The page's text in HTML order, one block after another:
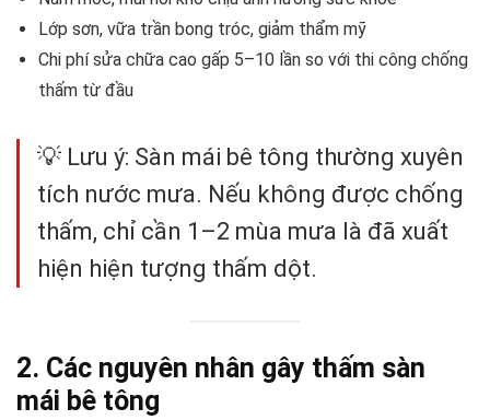
Lớp sơn, vữa trần bong tróc, giảm thẩm mỹ
Chi phí sửa chữa cao gấp 5–10 lần so với thi công chống
thấm từ đầu
💡 Lưu ý: Sàn mái bê tông thường xuyên
tích nước mưa. Nếu không được chống
thấm, chỉ cần 1–2 mùa mưa là đã xuất
hiện hiện tượng thấm dột.
2. Các nguyên nhân gây thấm sàn
mái bê tông